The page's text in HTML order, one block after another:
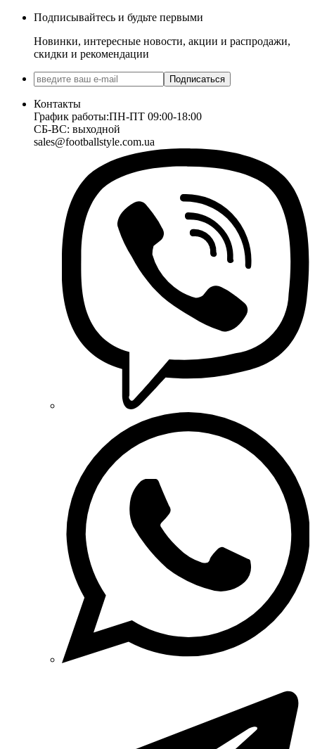
Подписывайтесь и будьте первыми
Новинки, интересные новости, акции и распродажи,
скидки и рекомендации
Подписаться
Контакты
График работы:ПН-ПТ 09:00-18:00
СБ-ВС: выходной
sales@footballstyle.com.ua